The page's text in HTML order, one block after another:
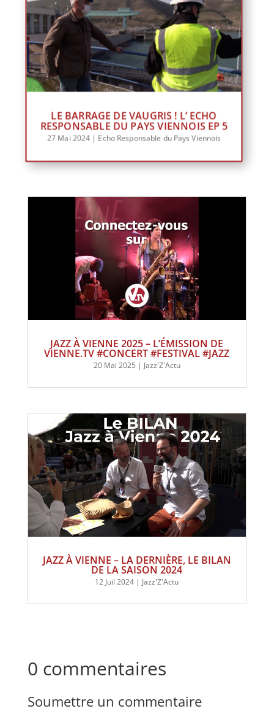
LE BARRAGE DE VAUGRIS ! L’ ECHO
RESPONSABLE DU PAYS VIENNOIS EP 5
27 Mai 2024 | Echo Responsable du Pays Viennois
JAZZ À VIENNE 2025 – L’ÉMISSION DE
VIENNE.TV #CONCERT #FESTIVAL #JAZZ
20 Mai 2025 | Jazz'Z'Actu
JAZZ À VIENNE – LA DERNIÈRE, LE BILAN
DE LA SAISON 2024
12 Juil 2024 | Jazz'Z'Actu
0 commentaires
Soumettre un commentaire